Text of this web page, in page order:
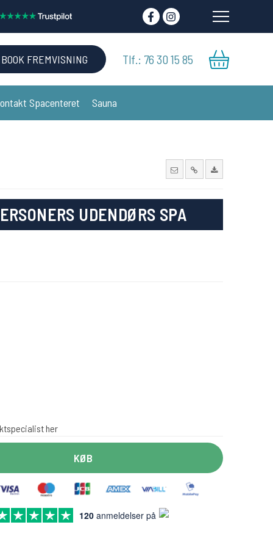
BOOK FREMVISNING Tlf.: 76 30 15 85
Spacenteret Sauna
UDENDØRS SPA
her
KØB
120 anmeldelser på